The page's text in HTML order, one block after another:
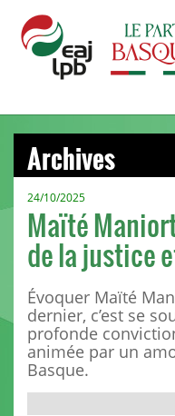
Archives
24/10/2025
Maïté
de la justice
Évoquer Maïté
dernier, c’est se
profonde
animée par un
Basque.